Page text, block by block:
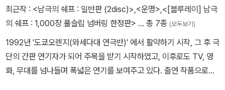
과 전세대를 아우르는 감동, 거기에 감독 특유의 빛나는 유머들을 가
미하여 평단과 관객 모두에게 호평을 받았으며, 2011년 도쿄국제영
엉뚱함이나 깨알 같은 유머, 재치를 드러내는 탁월한 재능을 보여주
며, 일본 영화계를 이끌 차세대 감독으로 주목 받고 있다.
최근작 : <남극의 쉐프 : 일반판 (2disc)>,<운명>,<[블루레이] 남극
의 쉐프 : 1,000장 풀슬립 넘버링 한정판> … 총 7종 (모두보기)
1992년 '도쿄오렌지(와세다대 연극반)' 에서 활약하기 시작, 그 후 극
단의 간판 연기자가 되어 주목을 받기 시작하였고, 이후로도 TV, 영
화, 무대를 넘나들며 폭넓은 연기를 보여주고 있다. 출연 작품으로는